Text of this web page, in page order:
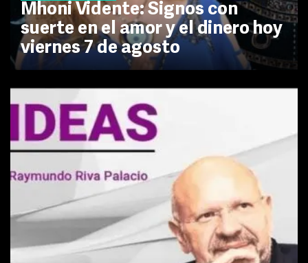
Mhoni Vidente: Signos con
suerte en el amor y el dinero hoy
viernes 7 de agosto